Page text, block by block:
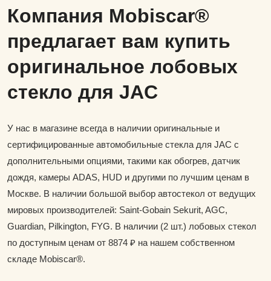
Компания Mobiscar®
предлагает вам купить
оригинальное лобовых
стекло для JAC
У нас в магазине всегда в наличии оригинальные и
сертифицированные автомобильные стекла для JAC с
дополнительными опциями, такими как обогрев, датчик
дождя, камеры ADAS, HUD и другими по лучшим ценам в
Москве. В наличии большой выбор автостекол от ведущих
мировых производителей: Saint-Gobain Sekurit, AGC,
Guardian, Pilkington, FYG. В наличии (2 шт.) лобовых стекол
по доступным ценам от 8874 ₽ на нашем собственном
складе Mobiscar®.